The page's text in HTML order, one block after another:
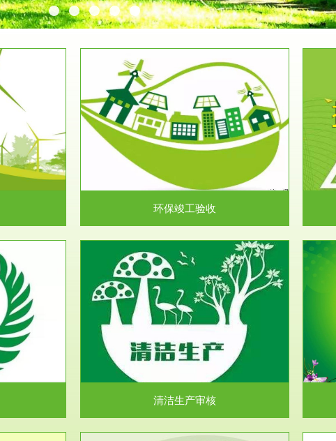
例》第十七条 编
、...
环保竣工验收
服务范围
排污许可证
排污许可申报咨询：（排污许可证）根据《中华
人民共和国环境保护法》...
促进法》、《清
法...
清洁生产审核
服务范围
安全评价
安全评价安全评价目的是查找、分析和预测工
程、系统、生产经营活...